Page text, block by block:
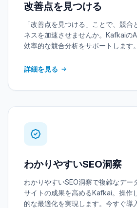
改善点を見つける
「改善点を見つける」ことで、競合
ネスを加速させませんか。Kafkaiの
効率的な競合分析をサポートします
詳細を見る
わかりやすいSEO洞察
わかりやすいSEO洞察で複雑なデー
サイトの成果を高めるKafkai。操作
的な最適化を実現します。今すぐ導